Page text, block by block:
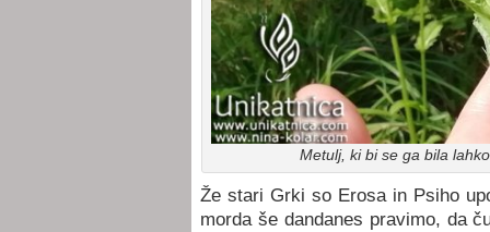
Metulj, ki bi se ga bila
Že stari Grki so Erosa in Psiho
morda še dandanes pravimo, da